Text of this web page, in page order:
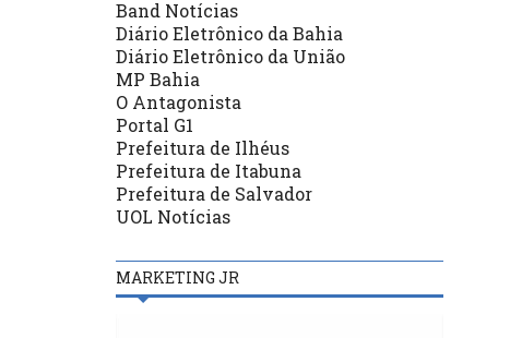
Band Notícias
Diário Eletrônico da Bahia
Diário Eletrônico da União
MP Bahia
O Antagonista
Portal G1
Prefeitura de Ilhéus
Prefeitura de Itabuna
Prefeitura de Salvador
UOL Notícias
MARKETING JR